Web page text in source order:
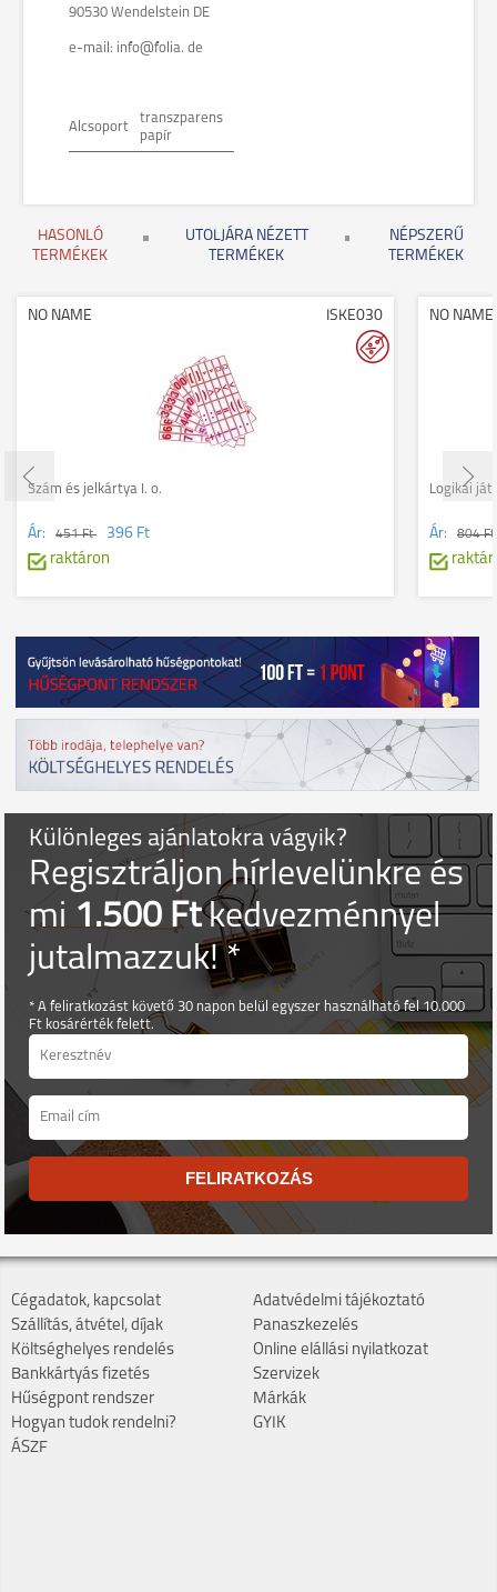
90530 Wendelstein DE
e-mail: info@folia. de
Alcsoport
transzparens
papír
HASONLÓ
TERMÉKEK
UTOLJÁRA NÉZETT
TERMÉKEK
NÉPSZERŰ
TERMÉKEK
NO NAME ISKE030
Szám és jelkártya I. o.
Ár: 451 Ft
396 Ft
raktáron
NO NAME
Logikai
Ár: 804 Ft
Különleges ajánlatokra vágyik?
Regisztráljon hírlevelünkre és
mi1.500 Ftkedvezménnyel
jutalmazzuk! *
* A feliratkozást követő 30 napon belül egyszer használható fel 10.000
Ft kosárérték felett.
FELIRATKOZÁS
Cégadatok, kapcsolat
Szállítás, átvétel, díjak
Költséghelyes rendelés
Bankkártyás fizetés
Hűségpont rendszer
Hogyan tudok rendelni?
ÁSZF
Adatvédelmi tájékoztató
Panaszkezelés
Online elállási nyilatkozat
Szervizek
Márkák
GYIK